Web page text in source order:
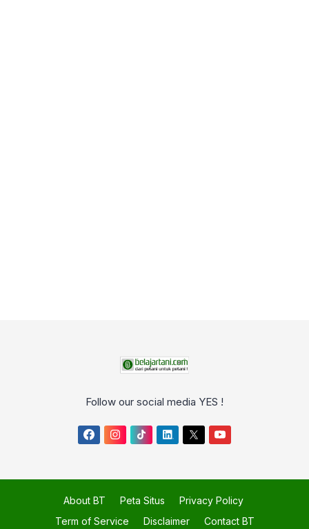
Follow our social media YES !
About BT Peta Situs
Privacy Policy
Term of Service
Disclaimer Contact BT